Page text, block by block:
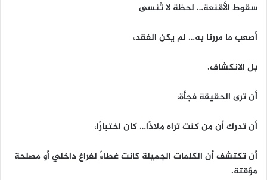
سقوط الأقنعة… لحظة لا تُنسى
أصعب ما مررنا به… لم يكن الفقد،
بل الانكشاف.
أن ترى الحقيقة فجأة،
أن تدرك أن من كنت تراه ملاذًا… كان اختبارًا،
أن تكتشف أن الكلمات الجميلة كانت غطاءً لفراغ داخلي أو مصلحة
مؤقتة.